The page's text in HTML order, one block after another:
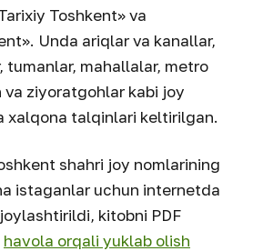
Toshkent» va
Unda ariqlar va kanallar,
tumanlar, mahallalar, metro
ziyoratgohlar kabi joy
xalqona talqinlari keltirilgan.
shahri joy nomlarining
istaganlar uchun internetda
kitobni PDF
havola orqali yuklab olish